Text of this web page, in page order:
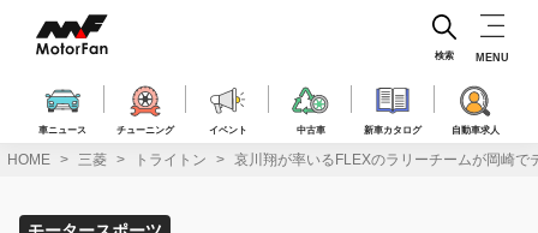
ス
車ニュース チューニング イベント 中古車 新車カタログ 自動車求人
検索 MENU
HOME 三菱 トライトン 哀川翔が率いるFLEXのラリーチームが岡崎